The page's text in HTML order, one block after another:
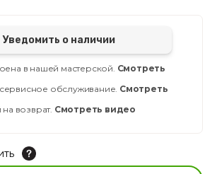
Уведомить о наличии
в нашей мастерской. Смотреть
обслуживание. Смотреть
на возврат. Смотреть видео
для музыкальных инструментов